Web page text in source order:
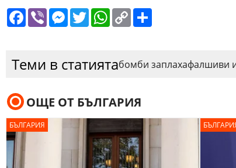
Facebook
ViberMessenger
TwitterWhatsApp
Copy
Link
Теми в статиятабомби заплахафалшиви
ОЩЕ ОТ БЪЛГАРИЯ
БЪЛГАРИЯ